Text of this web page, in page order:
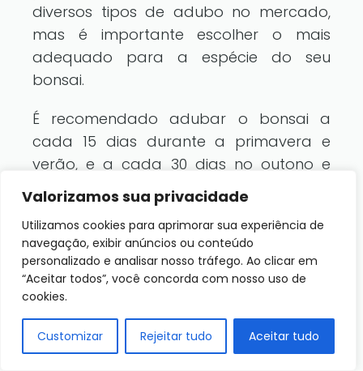
Valorizamos sua privacidade
Utilizamos cookies para aprimorar sua experiência de
navegação, exibir anúncios ou conteúdo
personalizado e analisar nosso tráfego. Ao clicar em
“Aceitar todos”, você concorda com nosso uso de
cookies.
Customizar Rejeitar tudo Aceitar tudo
diversos tipos de adubo no mercado,
mas é importante escolher o mais
adequado para a espécie do seu
bonsai.
É recomendado adubar o bonsai a
cada 15 dias durante a primavera e
verão, e a cada 30 dias no outono e
inverno.
Outro cuidado importante é a poda. A
poda deve ser realizada com
frequência para manter a forma e o
tamanho do bonsai. É importante
lembrar que a poda deve ser feita com
cuidado e precisão, para não prejudicar